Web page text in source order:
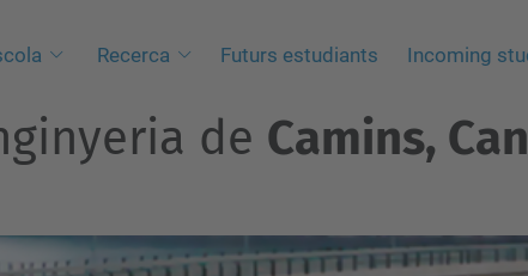
Recerca Futurs estudiants Incoming
de Camins,